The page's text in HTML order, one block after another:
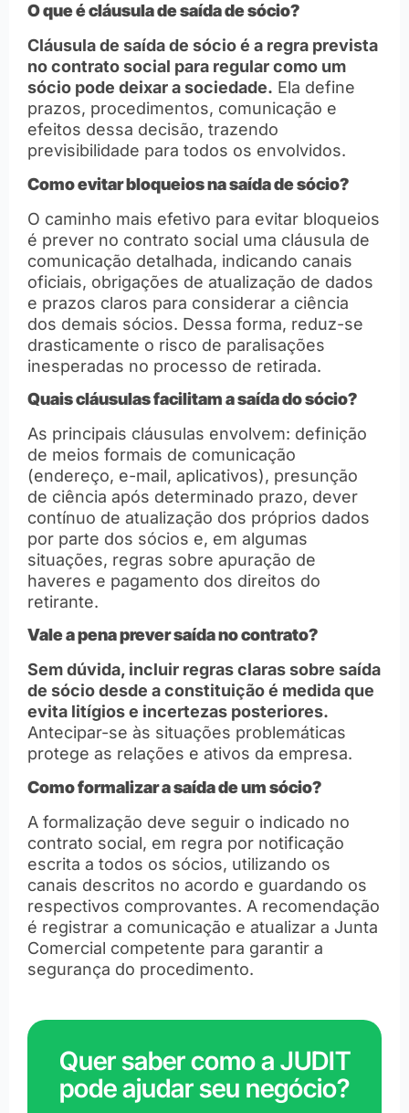
O que é cláusula de saída de sócio?
Cláusula de saída de sócio é a regra prevista
no contrato social para regular como um
sócio pode deixar a sociedade. Ela define
prazos, procedimentos, comunicação e
efeitos dessa decisão, trazendo
previsibilidade para todos os envolvidos.
Como evitar bloqueios na saída de sócio?
O caminho mais efetivo para evitar bloqueios
é prever no contrato social uma cláusula de
comunicação detalhada, indicando canais
oficiais, obrigações de atualização de dados
e prazos claros para considerar a ciência
dos demais sócios. Dessa forma, reduz-se
drasticamente o risco de paralisações
inesperadas no processo de retirada.
Quais cláusulas facilitam a saída do sócio?
As principais cláusulas envolvem: definição
de meios formais de comunicação
(endereço, e-mail, aplicativos), presunção
de ciência após determinado prazo, dever
contínuo de atualização dos próprios dados
por parte dos sócios e, em algumas
situações, regras sobre apuração de
haveres e pagamento dos direitos do
retirante.
Vale a pena prever saída no contrato?
Sem dúvida, incluir regras claras sobre saída
de sócio desde a constituição é medida que
evita litígios e incertezas posteriores.
Antecipar-se às situações problemáticas
protege as relações e ativos da empresa.
Como formalizar a saída de um sócio?
A formalização deve seguir o indicado no
contrato social, em regra por notificação
escrita a todos os sócios, utilizando os
canais descritos no acordo e guardando os
respectivos comprovantes. A recomendação
é registrar a comunicação e atualizar a Junta
Comercial competente para garantir a
segurança do procedimento.
Quer saber como a JUDIT
pode ajudar seu negócio?